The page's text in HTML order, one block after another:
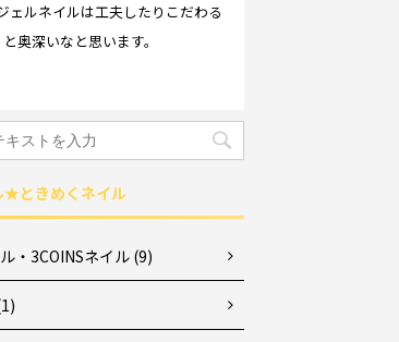
ェルネイルは工夫したりこだわる
と奥深いなと思います。
★ときめくネイル
・3COINSネイル (9)